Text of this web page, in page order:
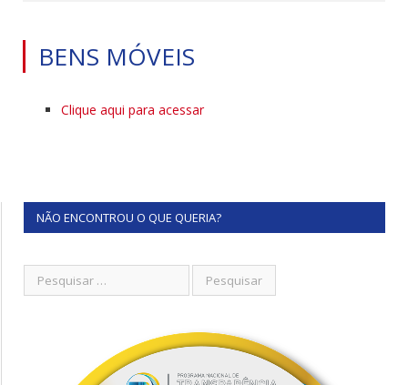
BENS MÓVEIS
Clique aqui para acessar
NÃO ENCONTROU O QUE QUERIA?